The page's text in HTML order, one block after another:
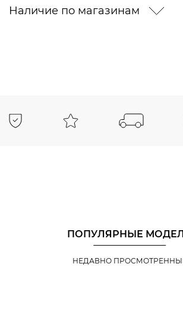
Наличие по магазинам
ПОПУЛЯРНЫЕ
НЕДАВНО